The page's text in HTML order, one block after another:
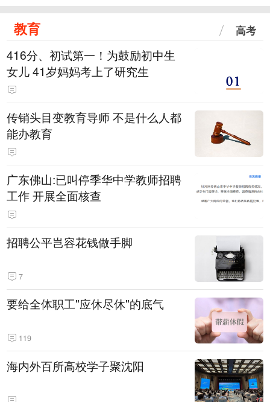
教育 高考
416分、初试第一！为鼓励初中生
女儿 41岁妈妈考上了研究生
传销头目变教育导师 不是什么人都
能办教育
广东佛山:已叫停季华中学教师招聘
工作 开展全面核查
招聘公平岂容花钱做手脚
7
要给全体职工"应休尽休"的底气
119
海内外百所高校学子聚沈阳